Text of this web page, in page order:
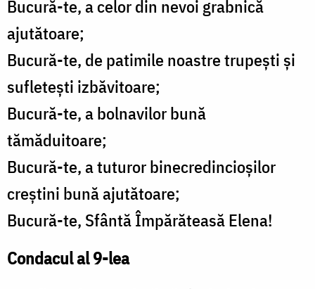
Bucură-te, a celor din nevoi grabnică
ajutătoare;
Bucură-te, de patimile noastre trupeşti şi
sufleteşti izbăvitoare;
Bucură-te, a bolnavilor bună
tămăduitoare;
Bucură-te, a tuturor binecredincioşilor
creştini bună ajutătoare;
Bucură-te, Sfântă Împărăteasă Elena!
Condacul al 9-lea